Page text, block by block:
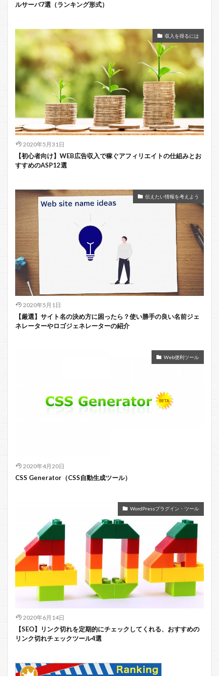
ルサーバ7選（ランキング形式）
収入を得るには
2020年5月31日
【初心者向け】WEB広告収入で稼ぐアフィリエイトの仕組みとお
すすめのASP12選
伝えたい情報を考えよう
2020年5月1日
【厳選】サイト名の決め方に困ったら？使い勝手の良い名前ジェ
ネレーターやロゴジェネレーターの紹介
Web便利ツール
2020年4月20日
CSS Generator（CSS自動生成ツール）
WordPressプラグイン・ツール
2020年6月14日
【SEO】リンク切れを定期的にチェックしてくれる、おすすめの
リンク切れチェックツール4選